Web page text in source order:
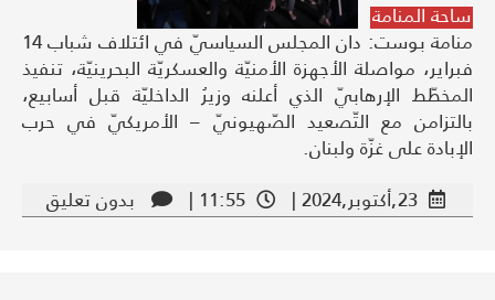
ساحة المنامة
منامة بوست: دان المجلس السياسيّ في ائتلاف شباب 14
فبراير، مواصلة الأجهزة الأمنيّة والعسكريّة البحرينيّة، تنفيذ
المخطّط الإرهابيّ الذي أعلنه وزيرُ الداخليّة قبل أسابيع،
بالتزامن مع التّصعيد الصّهيونيّ – الأمريكيّ في حرب
الإبادة على غزّة ولبنان.
23,أكتوبر,2024 |
11:55 | بدون تعليق